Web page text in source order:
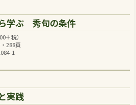
学ぶ 秀句の条件
＋税）
288頁
1
実践